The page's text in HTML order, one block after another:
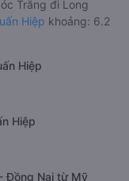
Trăng đi Long
Hiệp khoảng: 6.2
Hiệp
Hiệp
Đồng Nai từ Mỹ